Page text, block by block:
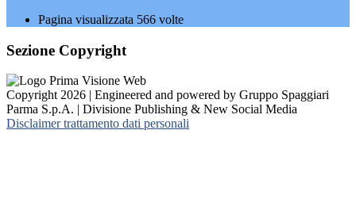
Pagina visualizzata 566 volte
Sezione Copyright
Copyright 2026 | Engineered and powered by Gruppo Spaggiari
Parma S.p.A. | Divisione Publishing & New Social Media
Disclaimer trattamento dati personali